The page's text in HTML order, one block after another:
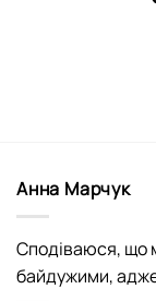
Анна Марчук
Сподіваюся, що
байдужими,